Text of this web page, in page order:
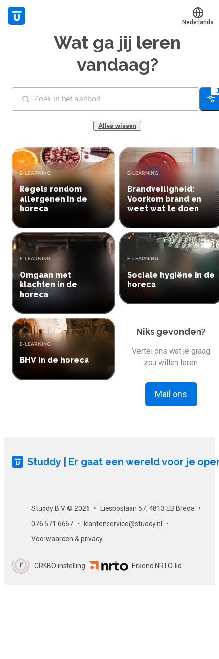
Mijn leerplek
Alle onderwerpen
Live hulp
Experts
Voucher verzilveren
Account en hulp
Meer
Inloggen
Start met leren
Nederlands
Wat ga jij leren
vandaag?
Alles wissen
Regels rondom
allergenen in de
horeca
TYPE:
E-LEARNING
Brandveiligheid:
Voorkom brand en
weet wat te doen
TYPE:
E-LEARNING
Omgaan met
klachten in de
horeca
TYPE:
E-LEARNING
Sociale hygiëne in de
horeca
TYPE:
E-LEARNING
BHV in de horeca
TYPE:
E-LEARNING
Niks gevonden?
Vertel ons wat je graag
zou willen leren.
Mail ons
Studdy | Er gaat een wereld voor je
Studdy B.V. © 2026
Liesboslaan 57, 4813 EB Breda
076 571 6667
klantenservice@studdy.nl
Voorwaarden & privacy
CRKBO instelling Erkend NRTO-lid